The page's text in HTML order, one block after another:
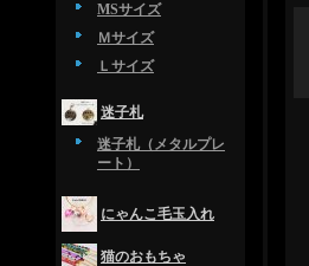
MSサイズ
Ｍサイズ
Ｌサイズ
迷子札
迷子札（メタルプレ
ート）
にゃんこ毛玉入れ
猫のおもちゃ